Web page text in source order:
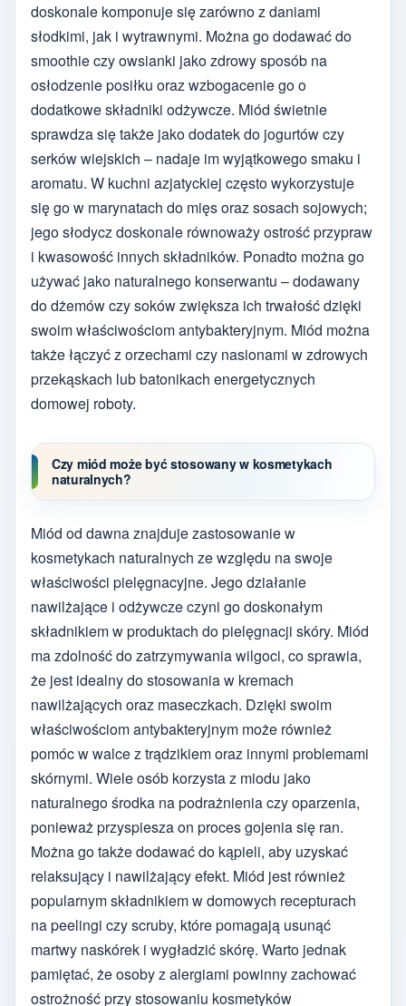
doskonale komponuje się zarówno z daniami
słodkimi, jak i wytrawnymi. Można go dodawać do
smoothie czy owsianki jako zdrowy sposób na
osłodzenie posiłku oraz wzbogacenie go o
dodatkowe składniki odżywcze. Miód świetnie
sprawdza się także jako dodatek do jogurtów czy
serków wiejskich – nadaje im wyjątkowego smaku i
aromatu. W kuchni azjatyckiej często wykorzystuje
się go w marynatach do mięs oraz sosach sojowych;
jego słodycz doskonale równoważy ostrość przypraw
i kwasowość innych składników. Ponadto można go
używać jako naturalnego konserwantu – dodawany
do dżemów czy soków zwiększa ich trwałość dzięki
swoim właściwościom antybakteryjnym. Miód można
także łączyć z orzechami czy nasionami w zdrowych
przekąskach lub batonikach energetycznych
domowej roboty.
Czy miód może być stosowany w kosmetykach
naturalnych?
Miód od dawna znajduje zastosowanie w
kosmetykach naturalnych ze względu na swoje
właściwości pielęgnacyjne. Jego działanie
nawilżające i odżywcze czyni go doskonałym
składnikiem w produktach do pielęgnacji skóry. Miód
ma zdolność do zatrzymywania wilgoci, co sprawia,
że jest idealny do stosowania w kremach
nawilżających oraz maseczkach. Dzięki swoim
właściwościom antybakteryjnym może również
pomóc w walce z trądzikiem oraz innymi problemami
skórnymi. Wiele osób korzysta z miodu jako
naturalnego środka na podrażnienia czy oparzenia,
ponieważ przyspiesza on proces gojenia się ran.
Można go także dodawać do kąpieli, aby uzyskać
relaksujący i nawilżający efekt. Miód jest również
popularnym składnikiem w domowych recepturach
na peelingi czy scruby, które pomagają usunąć
martwy naskórek i wygładzić skórę. Warto jednak
pamiętać, że osoby z alergiami powinny zachować
ostrożność przy stosowaniu kosmetyków